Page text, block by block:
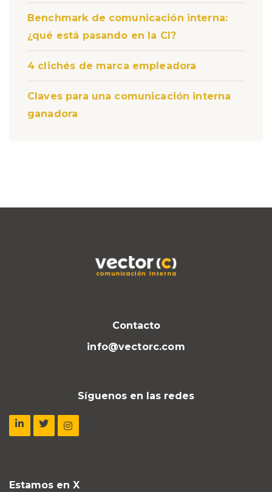
Benchmark de comunicación interna:
¿qué está pasando en la CI?
4 clichés de marca empleadora
Claves para una comunicación interna
ganadora
Contacto
info@vectorc.com
Síguenos en las redes
Estamos en X